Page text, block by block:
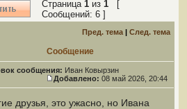
Страница 1 из 1 [
Сообщений: 6 ]
Пред. тема | След. тема
Сообщение
сообщения: Иван Ковырзин
Добавлено: 08 май 2026, 20:44
друзья, это ужасно, но Ивана